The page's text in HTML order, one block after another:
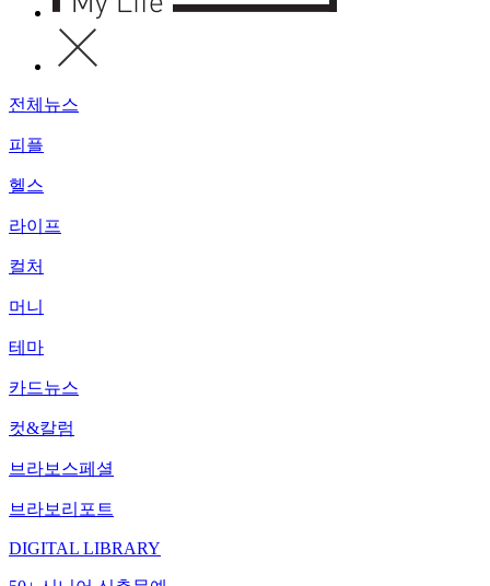
전체뉴스
피플
헬스
라이프
컬처
머니
테마
카드뉴스
컷&칼럼
브라보스페셜
브라보리포트
DIGITAL LIBRARY